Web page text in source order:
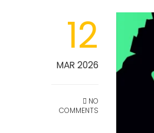
12
MAR 2026
NO
COMMENTS